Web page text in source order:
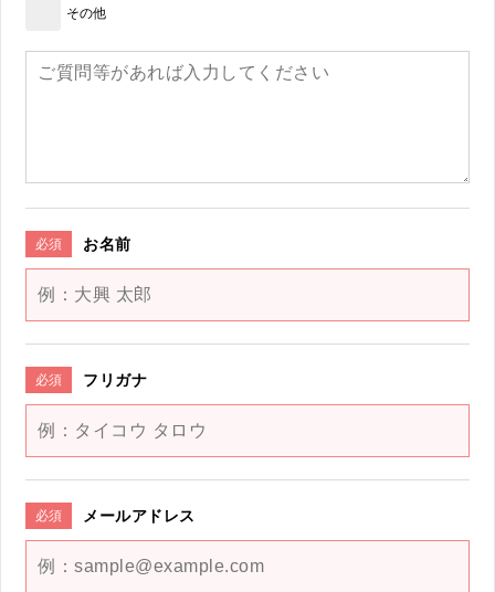
その他
必須 お名前
必須 フリガナ
必須 メールアドレス